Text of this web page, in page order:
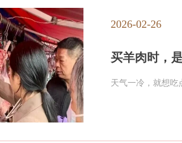
2026-02-26
买羊肉时，
天气一冷，就想吃